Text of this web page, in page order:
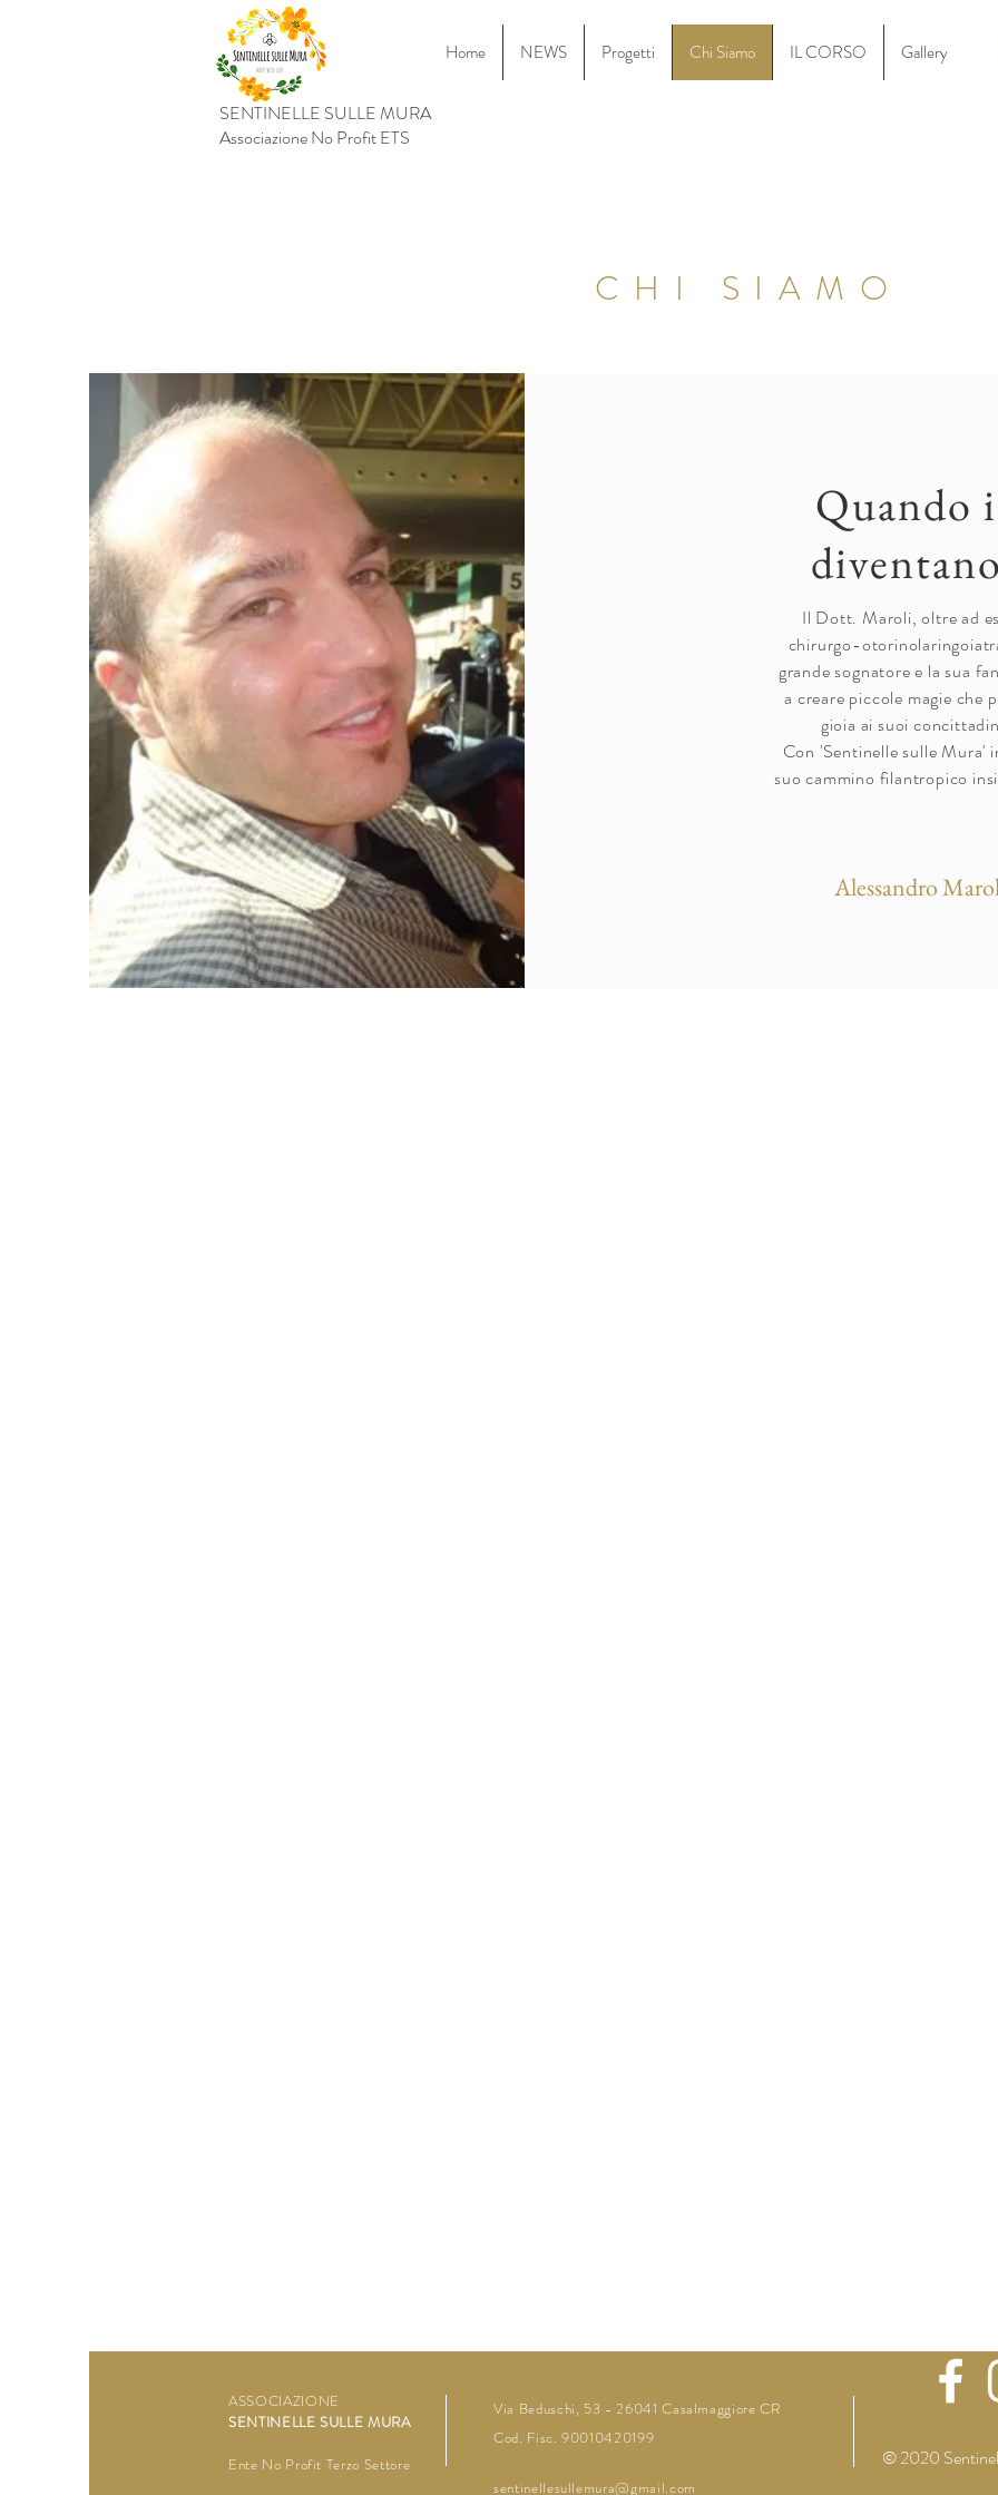
Home NEWS Progetti Chi Siamo IL CORSO Gallery
SENTINELLE SULLE MURA
Associazione No Profit ETS
CHI SIAMO
Quando
Il Dott. Maroli, oltre ad
chirurgo-
grande sognatore e la sua
a creare piccole magie che
gioia ai suoi
Con 'Sentinelle sulle Mura'
suo cammino filantropico
Alessandro
ASSOCIAZIONE
SENTINELLE SULLE MURA
Ente No Profit Terzo Settore
Via Beduschi, 53 - 26041 Casalmaggiore CR
Cod. Fisc. 90010420199
© 2020
sentinellesullemura@gmail.com